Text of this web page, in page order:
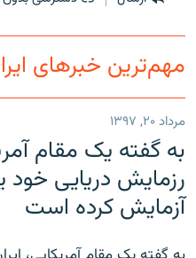
مهم‌ترین خبرهای
مرداد ۲۰, ۱۳۹۷
به گفته یک مقام
رزمایش دریایی
آزمایش کرده است